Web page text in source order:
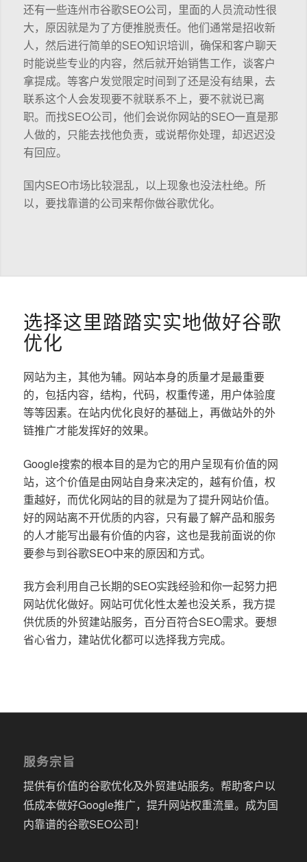
还有一些连州市谷歌SEO公司，里面的人员流动性很
大，原因就是为了方便推脱责任。他们通常是招收新
人，然后进行简单的SEO知识培训，确保和客户聊天
时能说些专业的内容，然后就开始销售工作，谈客户
拿提成。等客户发觉限定时间到了还是没有结果，去
联系这个人会发现要不就联系不上，要不就说已离
职。而找SEO公司，他们会说你网站的SEO一直是那
人做的，只能去找他负责，或说帮你处理，却迟迟没
有回应。
国内SEO市场比较混乱，以上现象也没法杜绝。所
以，要找靠谱的公司来帮你做谷歌优化。
选择这里踏踏实实地做好谷歌
优化
网站为主，其他为辅。网站本身的质量才是最重要
的，包括内容，结构，代码，权重传递，用户体验度
等等因素。在站内优化良好的基础上，再做站外的外
链推广才能发挥好的效果。
Google搜索的根本目的是为它的用户呈现有价值的网
站，这个价值是由网站自身来决定的，越有价值，权
重越好，而优化网站的目的就是为了提升网站价值。
好的网站离不开优质的内容，只有最了解产品和服务
的人才能写出最有价值的内容，这也是我前面说的你
要参与到谷歌SEO中来的原因和方式。
我方会利用自己长期的SEO实践经验和你一起努力把
网站优化做好。网站可优化性太差也没关系，我方提
供优质的外贸建站服务，百分百符合SEO需求。要想
省心省力，建站优化都可以选择我方完成。
服务宗旨
提供有价值的谷歌优化及外贸建站服务。帮助客户以
低成本做好Google推广，提升网站权重流量。成为国
内靠谱的谷歌SEO公司！